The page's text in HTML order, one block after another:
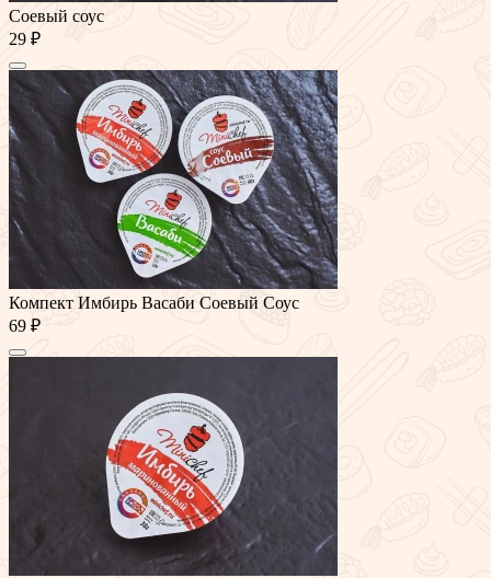
Соевый соус
29 ₽
Компект Имбирь Васаби Соевый Соус
69 ₽